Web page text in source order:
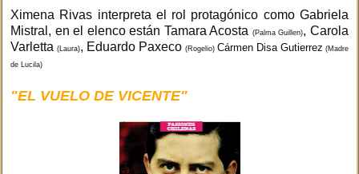
Ximena Rivas interpreta el rol protagónico como Gabriela
Mistral, en el elenco están Tamara Acosta (Palma Guillen), Carola
Varletta (Laura), Eduardo Paxeco (Rogelio) Cármen Disa Gutierrez (Madre
de Lucila)
"EL VUELO DE VICENTE"